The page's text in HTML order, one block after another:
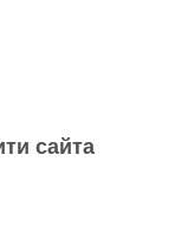
сайта